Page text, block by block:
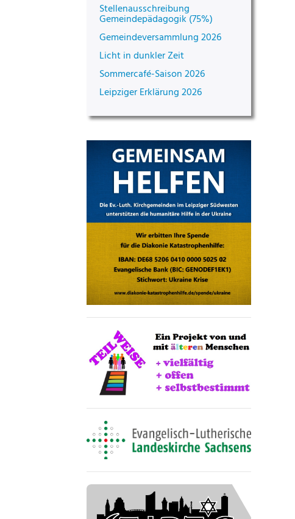
Stellenausschreibung
Gemeindepädagogik (75%)
Gemeindeversammlung 2026
Licht in dunkler Zeit
Sommercafé-Saison 2026
Leipziger Erklärung 2026